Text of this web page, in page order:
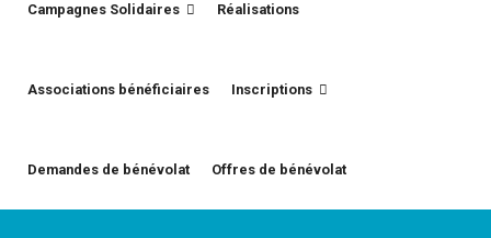
Campagnes Solidaires Réalisations
Associations bénéficiaires Inscriptions
Demandes de bénévolat Offres de bénévolat